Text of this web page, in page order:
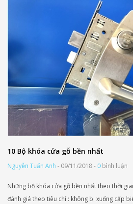
10 Bộ khóa cửa gỗ bền nhất
Nguyễn Tuấn Anh - 09/11/2018 - 0 bình luận
Những bộ khóa cửa gỗ bền nhất theo thời
đánh giá theo tiêu chí : không bị xuống cấp